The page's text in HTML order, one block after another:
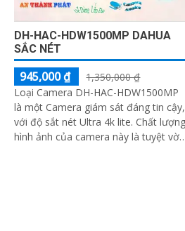
DH-HAC-HDW1500MP DAHUA
SẮC NÉT
945,000 ₫
1,350,000 ₫
Loại Camera DH-HAC-HDW1500MP
là một Camera giám sát đáng tin cậy,
với độ sắt nét Ultra 4k lite. Chất lượng
hình ảnh của camera này là tuyệt vời,